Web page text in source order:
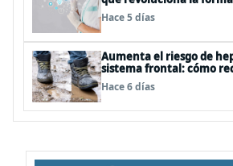
simuladores inteligentes
Hace 5 días
Aumenta el riesgo de
sistema frontal: cómo
síntomas y evitar el
Hace 6 días